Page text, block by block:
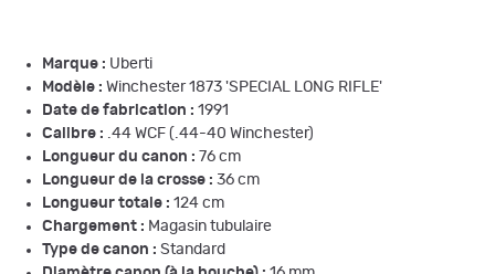
Marque : Uberti
Modèle : Winchester 1873 'SPECIAL LONG RIFLE'
Date de fabrication : 1991
Calibre : .44 WCF (.44-40 Winchester)
Longueur du canon : 76 cm
Longueur de la crosse : 36 cm
Longueur totale : 124 cm
Chargement : Magasin tubulaire
Type de canon : Standard